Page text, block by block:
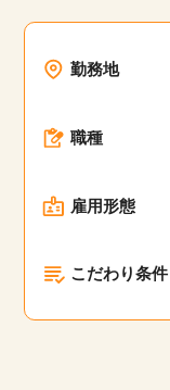
ら地域密着型の
や家庭と両立
事。東京都の
で、理想の働き
勤務地
職種
雇用形態
こだわり条件